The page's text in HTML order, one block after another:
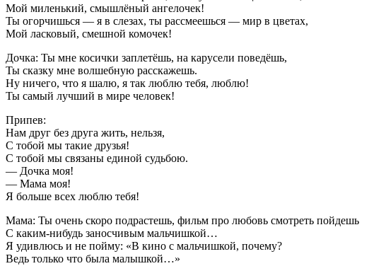
Мой миленький, смышлёный ангелочек!
Ты огорчишься — я в слезах, ты рассмеешься — мир в цветах,
Мой ласковый, смешной комочек!
Дочка: Ты мне косички заплетёшь, на карусели поведёшь,
Ты сказку мне волшебную расскажешь.
Ну ничего, что я шалю, я так люблю тебя, люблю!
Ты самый лучший в мире человек!
Припев:
Нам друг без друга жить, нельзя,
С тобой мы такие друзья!
С тобой мы связаны единой судьбою.
— Дочка моя!
— Мама моя!
Я больше всех люблю тебя!
Мама: Ты очень скоро подрастешь, фильм про любовь смотреть пойдешь
С каким-нибудь заносчивым мальчишкой…
Я удивлюсь и не пойму: «В кино с мальчишкой, почему?
Ведь только что была малышкой…»